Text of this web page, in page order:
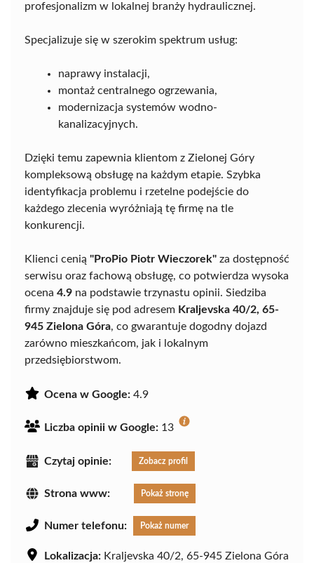
profesjonalizm w lokalnej branży hydraulicznej.
Specjalizuje się w szerokim spektrum usług:
naprawy instalacji,
montaż centralnego ogrzewania,
modernizacja systemów wodno-
kanalizacyjnych.
Dzięki temu zapewnia klientom z Zielonej Góry
kompleksową obsługę na każdym etapie. Szybka
identyfikacja problemu i rzetelne podejście do
każdego zlecenia wyróżniają tę firmę na tle
konkurencji.
Klienci cenią "ProPio Piotr Wieczorek" za dostępność
serwisu oraz fachową obsługę, co potwierdza wysoka
ocena 4.9 na podstawie trzynastu opinii. Siedziba
firmy znajduje się pod adresem Kraljevska 40/2, 65-
945 Zielona Góra, co gwarantuje dogodny dojazd
zarówno mieszkańcom, jak i lokalnym
przedsiębiorstwom.
Ocena w Google: 4.9
Liczba opinii w Google: 13
Czytaj opinie: Zobacz profil
Strona www: Pokaż stronę
Numer telefonu: Pokaż numer
Lokalizacja: Kraljevska 40/2, 65-945 Zielona Góra